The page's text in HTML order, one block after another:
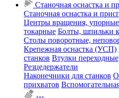
Станочная оснастка и
Станочная оснастка и
Центры вращения, упорные
токарные Болты, шпильки
Столы поворотные,
Крепежная оснастка (УСП)
станков Втулки переходные
Резцедержатели
Наконечники для станков
прихватов